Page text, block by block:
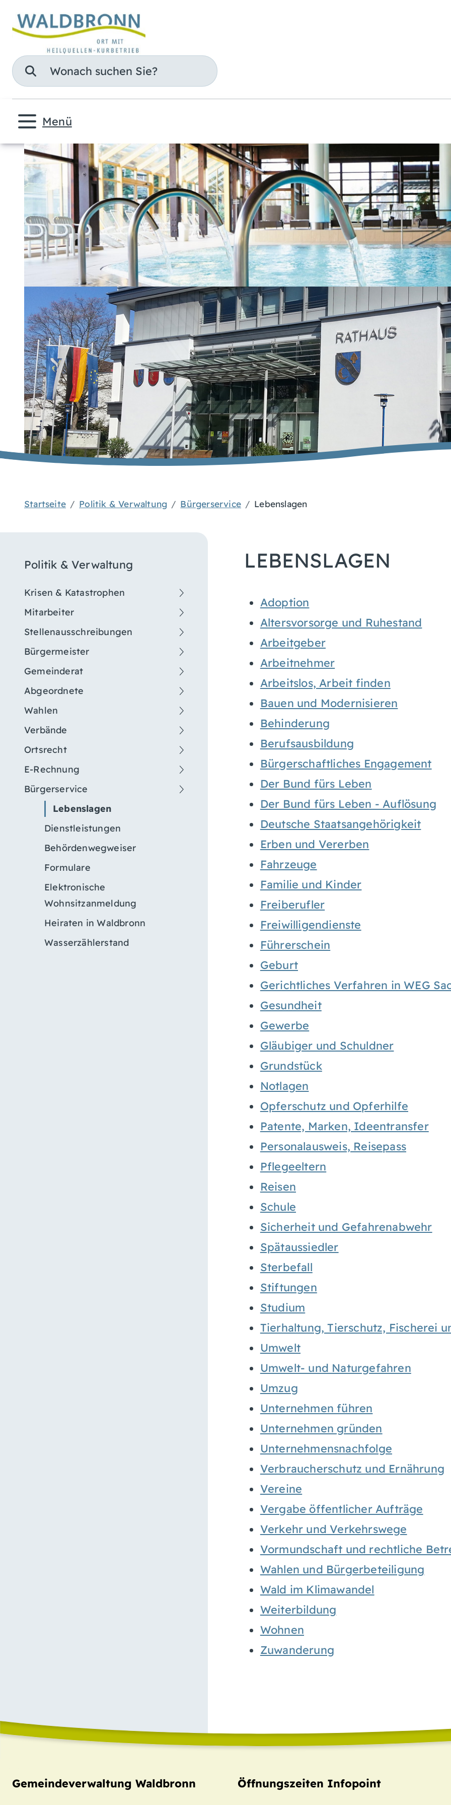
Suche
Menü
Startseite Politik & Verwaltung Bürgerservice Lebenslagen
Politik & Verwaltung
Krisen & Katastrophen
Mitarbeiter
Stellenausschreibungen
Bürgermeister
Gemeinderat
Abgeordnete
Wahlen
Verbände
Ortsrecht
E-Rechnung
Bürgerservice
Lebenslagen
Dienstleistungen
Behördenwegweiser
Formulare
Elektronische
Wohnsitzanmeldung
Heiraten in Waldbronn
Wasserzählerstand
LEBENSLAGEN
Adoption
Altersvorsorge und Ruhestand
Arbeitgeber
Arbeitnehmer
Arbeitslos, Arbeit finden
Bauen und Modernisieren
Behinderung
Berufsausbildung
Bürgerschaftliches Engagement
Der Bund fürs Leben
Der Bund fürs Leben - Auflösung
Deutsche Staatsangehörigkeit
Erben und Vererben
Fahrzeuge
Familie und Kinder
Freiberufler
Freiwilligendienste
Führerschein
Geburt
Gerichtliches Verfahren in WEG
Gesundheit
Gewerbe
Gläubiger und Schuldner
Grundstück
Notlagen
Opferschutz und Opferhilfe
Patente, Marken, Ideentransfer
Personalausweis, Reisepass
Pflegeeltern
Reisen
Schule
Sicherheit und Gefahrenabwehr
Spätaussiedler
Sterbefall
Stiftungen
Studium
Tierhaltung, Tierschutz, Fischerei
Umwelt
Umwelt- und Naturgefahren
Umzug
Unternehmen führen
Unternehmen gründen
Unternehmensnachfolge
Verbraucherschutz und Ernährung
Vereine
Vergabe öffentlicher Aufträge
Verkehr und Verkehrswege
Vormundschaft und rechtliche
Wahlen und Bürgerbeteiligung
Wald im Klimawandel
Weiterbildung
Wohnen
Zuwanderung
Gemeindeverwaltung Waldbronn Öffnungszeiten Infopoint